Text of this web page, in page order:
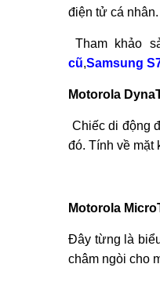
điện tử cá nhân.
Tham khảo
cũ,Samsung
Motorola
Chiếc di động
đó. Tính về mặt
Motorola
Đây từng là
châm ngòi cho